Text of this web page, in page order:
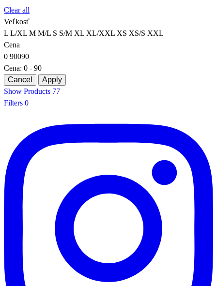
Clear all
Veľkosť
L L/XL M M/L S S/M XL XL/XXL XS XS/S XXL
Cena
0 90090
Cena: 0 - 90
Show Products 77
Filters 0